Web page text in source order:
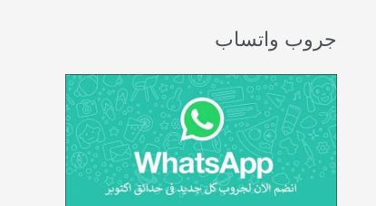
جروب واتساب